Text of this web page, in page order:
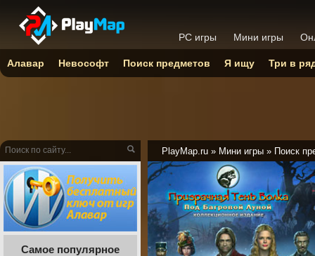
PlayMap.ru » Мини игры » Поиск
Самое популярное
PC игры Мини игры
Алавар Невософт Поиск предметов Я ищу Три в